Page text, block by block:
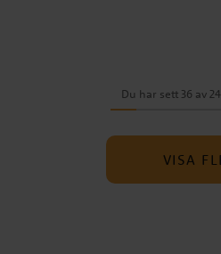
Du har sett 36 av
VISA